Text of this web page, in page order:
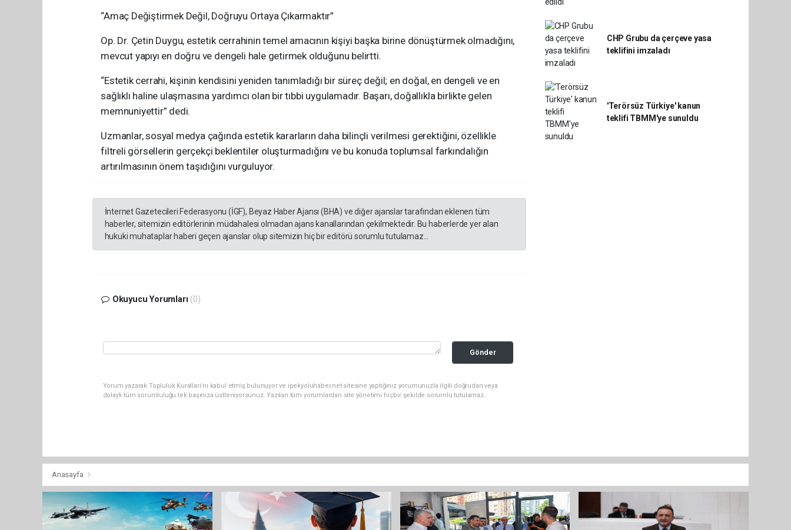
“Amaç Değiştirmek Değil, Doğruyu Ortaya Çıkarmaktır”
Op. Dr. Çetin Duygu, estetik cerrahinin temel amacının kişiyi başka birine dönüştürmek olmadığını,
mevcut yapıyı en doğru ve dengeli hale getirmek olduğunu belirtti.
“Estetik cerrahi, kişinin kendisini yeniden tanımladığı bir süreç değil; en doğal, en dengeli ve en
sağlıklı haline ulaşmasına yardımcı olan bir tıbbi uygulamadır. Başarı, doğallıkla birlikte gelen
memnuniyettir” dedi.
Uzmanlar, sosyal medya çağında estetik kararların daha bilinçli verilmesi gerektiğini, özellikle
filtreli görsellerin gerçekçi beklentiler oluşturmadığını ve bu konuda toplumsal farkındalığın
artırılmasının önem taşıdığını vurguluyor.
İnternet Gazetecileri Federasyonu (İGF), Beyaz Haber Ajansı (BHA) ve diğer ajanslar tarafından eklenen tüm
haberler, sitemizin editörlerinin müdahalesi olmadan ajans kanallarından çekilmektedir. Bu haberlerde yer alan
hukuki muhataplar haberi geçen ajanslar olup sitemizin hiç bir editörü sorumlu tutulamaz...
Okuyucu Yorumları (0)
Gönder
Yorum yazarak Topluluk Kuralları’nı kabul etmiş bulunuyor ve ipekyoluhaber.net sitesine yaptığınız yorumunuzla ilgili doğrudan veya
dolaylı tüm sorumluluğu tek başınıza üstleniyorsunuz. Yazılan tüm yorumlardan site yönetimi hiçbir şekilde sorumlu tutulamaz.
CHP Grubu da çerçeve yasa
teklifini imzaladı
'Terörsüz Türkiye' kanun
teklifi TBMM'ye sunuldu
Anasayfa